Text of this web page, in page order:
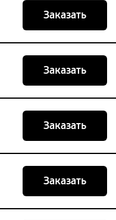
Заказать
Заказать
Заказать
Заказать